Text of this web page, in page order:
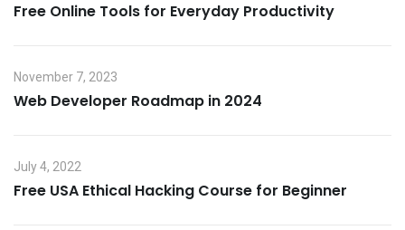
Free Online Tools for Everyday Productivity
November 7, 2023
Web Developer Roadmap in 2024
July 4, 2022
Free USA Ethical Hacking Course for Beginner